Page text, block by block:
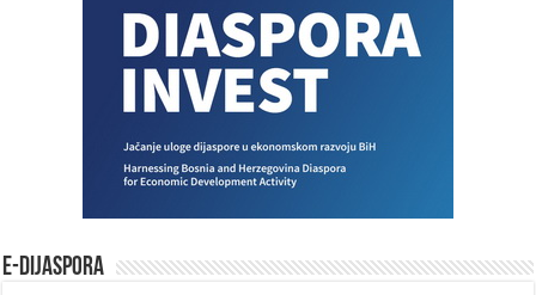
E-DIJASPORA